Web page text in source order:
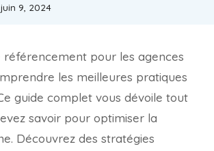
juin 9, 2024
référencement pour les agences
les meilleures pratiques
guide complet vous dévoile tout
savoir pour optimiser la
Découvrez des stratégies